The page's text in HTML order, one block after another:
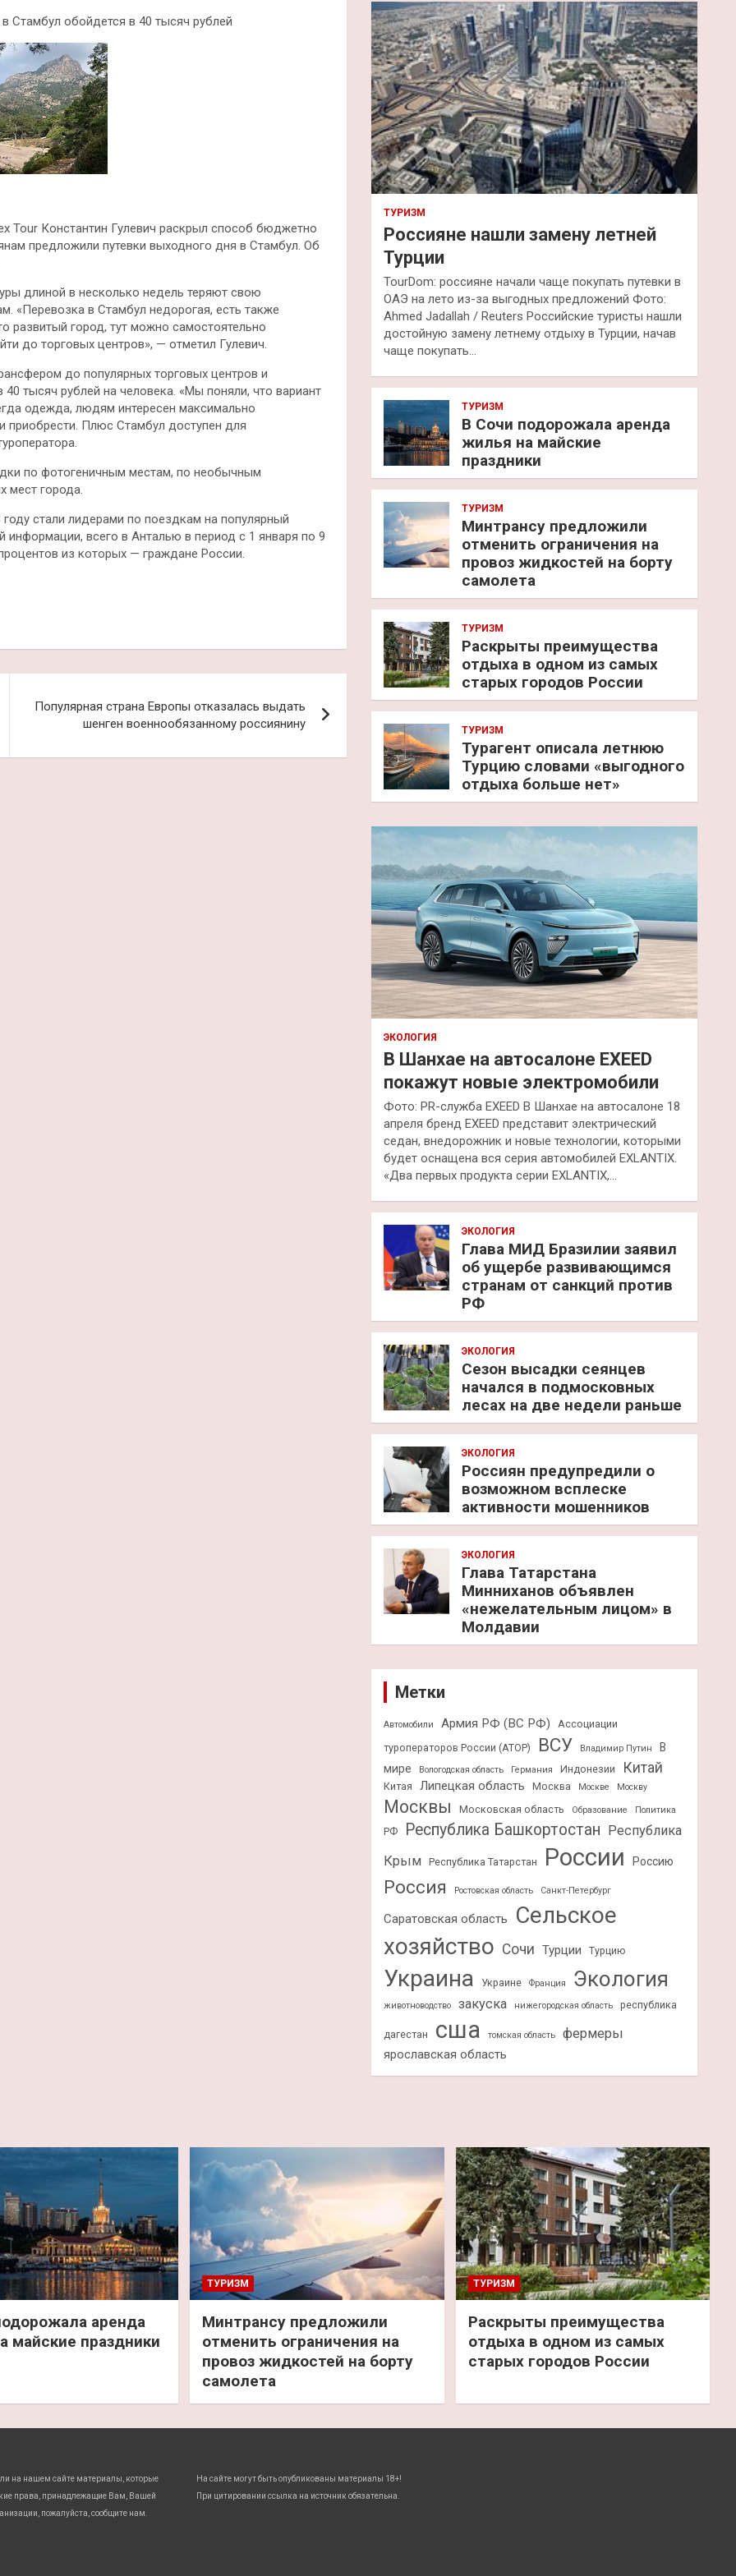
Стамбул обойдется в 40 тысяч рублей
Tour Константин Гулевич раскрыл способ бюджетно
предложили путевки выходного дня в Стамбул. Об
длиной в несколько недель теряют свою
«Перевозка в Стамбул недорогая, есть также
развитый город, тут можно самостоятельно
до торговых центров», — отметил Гулевич.
до популярных торговых центров и
тысяч рублей на человека. «Мы поняли, что вариант
одежда, людям интересен максимально
приобрести. Плюс Стамбул доступен для
по фотогеничным местам, по необычным
мест города.
стали лидерами по поездкам на популярный
всего в Анталью в период с 1 января по 9
из которых — граждане России.
Популярная страна Европы отказалась выдать
шенген военнообязанному россиянину
к
ТУРИЗМ
Россияне нашли замену летней
Турции
TourDom: россияне начали чаще покупать путевки в
ОАЭ на лето из-за выгодных предложений Фото:
Ahmed Jadallah / Reuters Российские туристы нашли
достойную замену летнему отдыху в Турции, начав
чаще покупать…
ТУРИЗМ
В Сочи подорожала аренда
жилья на майские
праздники
ТУРИЗМ
Минтрансу предложили
отменить ограничения на
провоз жидкостей на борту
самолета
ТУРИЗМ
Раскрыты преимущества
отдыха в одном из самых
старых городов России
ТУРИЗМ
Турагент описала летнюю
Турцию словами «выгодного
отдыха больше нет»
ЭКОЛОГИЯ
В Шанхае на автосалоне EXEED
покажут новые электромобили
Фото: PR-служба EXEED В Шанхае на автосалоне 18
апреля бренд EXEED представит электрический
седан, внедорожник и новые технологии, которыми
будет оснащена вся серия автомобилей EXLANTIX.
«Два первых продукта серии EXLANTIX,…
ЭКОЛОГИЯ
Глава МИД Бразилии заявил
об ущербе развивающимся
странам от санкций против
РФ
ЭКОЛОГИЯ
Сезон высадки сеянцев
начался в подмосковных
лесах на две недели раньше
ЭКОЛОГИЯ
Россиян предупредили о
возможном всплеске
активности мошенников
ЭКОЛОГИЯ
Глава Татарстана
Минниханов объявлен
«нежелательным лицом» в
Молдавии
Метки
Автомобили Армия РФ (ВС РФ)
Ассоциации
туроператоров России (АТОР)
ВСУ Владимир Путин
В
мире
Вологодская область Германия Индонезии Китай
Китая Липецкая область Москва Москве Москву
Москвы Московская область Образование Политика
РФ Республика Башкортостан Республика
Крым
Республика Татарстан России Россию
Россия Ростовская область Санкт-Петербург
Саратовская область
Сельское
хозяйство Сочи Турции Турцию
Украина Украине Франция Экология
животноводство закуска нижегородская область республика
дагестан сша томская область фермеры
ярославская область
аренда
майские праздники
ТУРИЗМ
Минтрансу предложили
отменить ограничения на
провоз жидкостей на борту
самолета
ТУРИЗМ
Раскрыты преимущества
отдыха в одном из самых
старых городов России
на нашем сайте материалы, которые
права, принадлежащие Вам, Вашей
пожалуйста, сообщите нам.
На сайте могут быть опубликованы материалы 18+!
При цитировании ссылка на источник обязательна.